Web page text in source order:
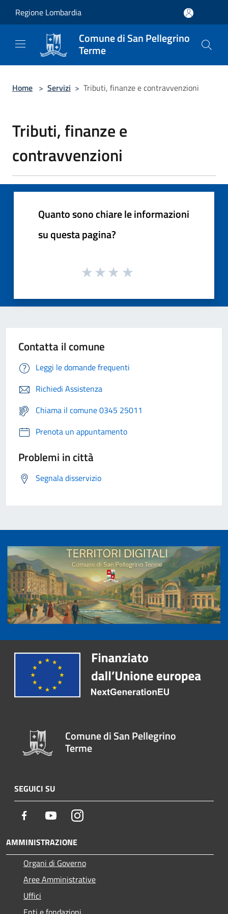
Regione Lombardia
Comune di San Pellegrino
Terme
Home > Servizi > Tributi, finanze e contravvenzioni
Tributi, finanze e
contravvenzioni
Quanto sono chiare le informazioni
su questa pagina?
Contatta il comune
Leggi le domande frequenti
Richiedi Assistenza
Chiama il comune 0345 25011
Prenota un appuntamento
Problemi in città
Segnala disservizio
Comune di San Pellegrino
Terme
SEGUICI SU
Facebook YoutubeInstagram
AMMINISTRAZIONE
Organi di Governo
Aree Amministrative
Uffici